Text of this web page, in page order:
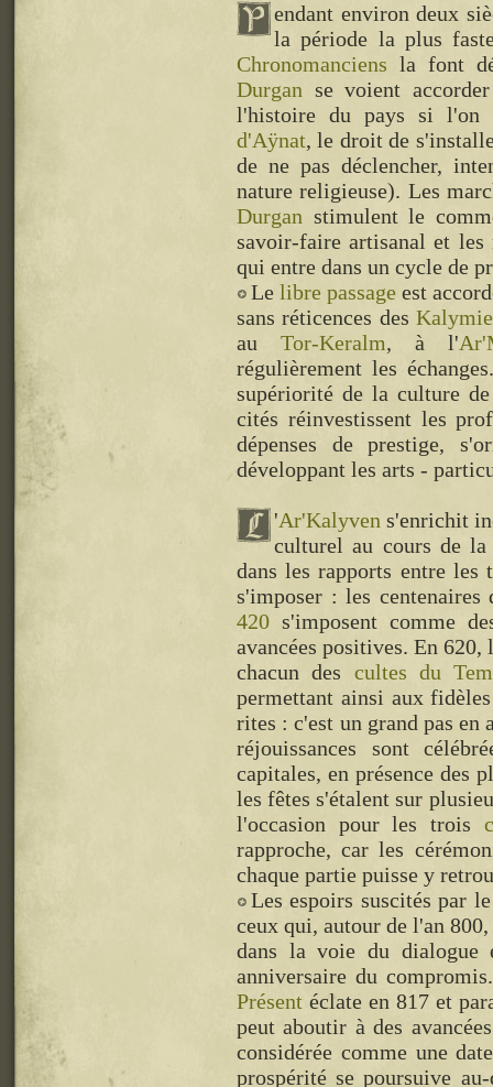
endant environ deux
la période la plus
Chronomanciens la font
Durgan se voient
l'histoire du pays si l'on
d'Aÿnat, le droit de
de ne pas déclencher,
nature religieuse). Les
Durgan stimulent le
savoir-faire artisanal et les
qui entre dans un cycle de
Le libre passage est
sans réticences des
auTor-Keralm, à l'
régulièrement les
supériorité de la culture
cités réinvestissent les
dépenses de prestige,
développant les arts -
'Ar'Kalyven s'enrichit
culturel au cours de la
dans les rapports entre
s'imposer : les
420 s'imposent comme
avancées positives. En 620,
chacun des cultes du
permettant ainsi aux
rites : c'est un grand pas en
réjouissances sont
capitales, en présence des
les fêtes s'étalent sur
l'occasion pour les trois
rapproche, car les
chaque partie puisse y
Les espoirs suscités par
ceux qui, autour de l'an
dans la voie du dialogue
anniversaire du
Présent éclate en 817 et
peut aboutir à des
considérée comme une
prospérité se poursuive